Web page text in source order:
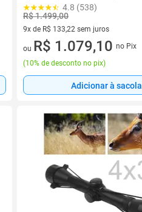
mAh
4.8 (538)
R$ 1.499,00
9x de R$ 133,22 sem juros
9 vez de R$ 133,22 sem juros
ou R$ 1.079,10 no Pix
(10% de desconto no pix)
Adicionar à sacola